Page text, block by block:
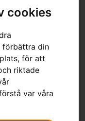
cookies
förbättra din
för att
riktade
var våra